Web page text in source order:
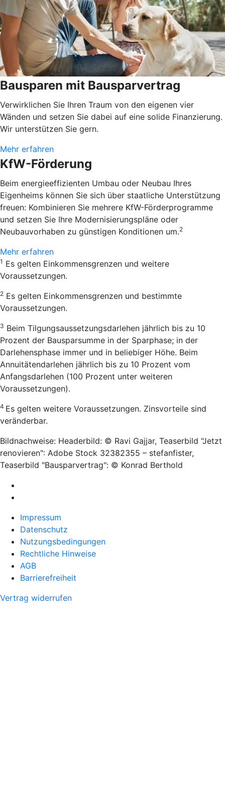
Bausparen mit Bausparvertrag
Verwirklichen Sie Ihren Traum von den eigenen vier
Wänden und setzen Sie dabei auf eine solide Finanzierung.
Wir unterstützen Sie gern.
Mehr erfahren
KfW-Förderung
Beim energieeffizienten Umbau oder Neubau Ihres
Eigenheims können Sie sich über staatliche Unterstützung
freuen: Kombinieren Sie mehrere KfW-Förderprogramme
und setzen Sie Ihre Modernisierungspläne oder
Neubauvorhaben zu günstigen Konditionen um.2
Mehr erfahren
1 Es gelten Einkommensgrenzen und weitere
Voraussetzungen.
2 Es gelten Einkommensgrenzen und bestimmte
Voraussetzungen.
3 Beim Tilgungsaussetzungsdarlehen jährlich bis zu 10
Prozent der Bausparsumme in der Sparphase; in der
Darlehensphase immer und in beliebiger Höhe. Beim
Annuitätendarlehen jährlich bis zu 10 Prozent vom
Anfangsdarlehen (100 Prozent unter weiteren
Voraussetzungen).
4 Es gelten weitere Voraussetzungen. Zinsvorteile sind
veränderbar.
Bildnachweise: Headerbild: © Ravi Gajjar, Teaserbild "Jetzt
renovieren": Adobe Stock 32382355 – stefanfister,
Teaserbild "Bausparvertrag": © Konrad Berthold
Impressum
Datenschutz
Nutzungsbedingungen
Rechtliche Hinweise
AGB
Barrierefreiheit
Vertrag widerrufen